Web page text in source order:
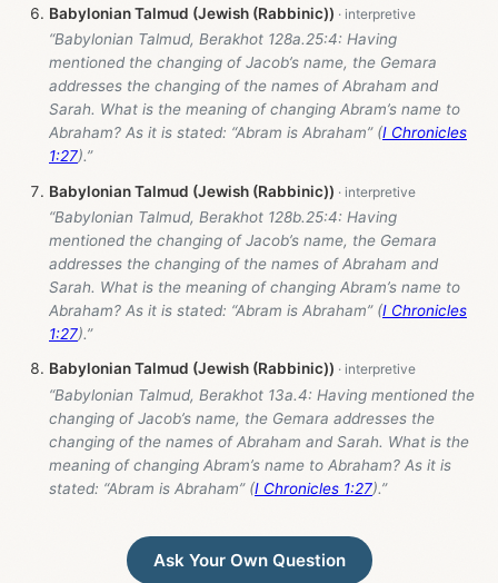
Babylonian Talmud (Jewish (Rabbinic))
“Babylonian Talmud, Berakhot 128a.25:4: Having
mentioned the changing of Jacob’s name, the Gemara
addresses the changing of the names of Abraham and
Sarah. What is the meaning of changing Abram’s name to
Abraham? As it is stated: “Abram is Abraham” (I Chronicles
1:27).”
Babylonian Talmud (Jewish (Rabbinic))
“Babylonian Talmud, Berakhot 128b.25:4: Having
mentioned the changing of Jacob’s name, the Gemara
addresses the changing of the names of Abraham and
Sarah. What is the meaning of changing Abram’s name to
Abraham? As it is stated: “Abram is Abraham” (I Chronicles
1:27).”
Babylonian Talmud (Jewish (Rabbinic))
“Babylonian Talmud, Berakhot 13a.4: Having mentioned the
changing of Jacob’s name, the Gemara addresses the
changing of the names of Abraham and Sarah. What is the
meaning of changing Abram’s name to Abraham? As it is
stated: “Abram is Abraham” (I Chronicles 1:27).”
Ask Your Own Question